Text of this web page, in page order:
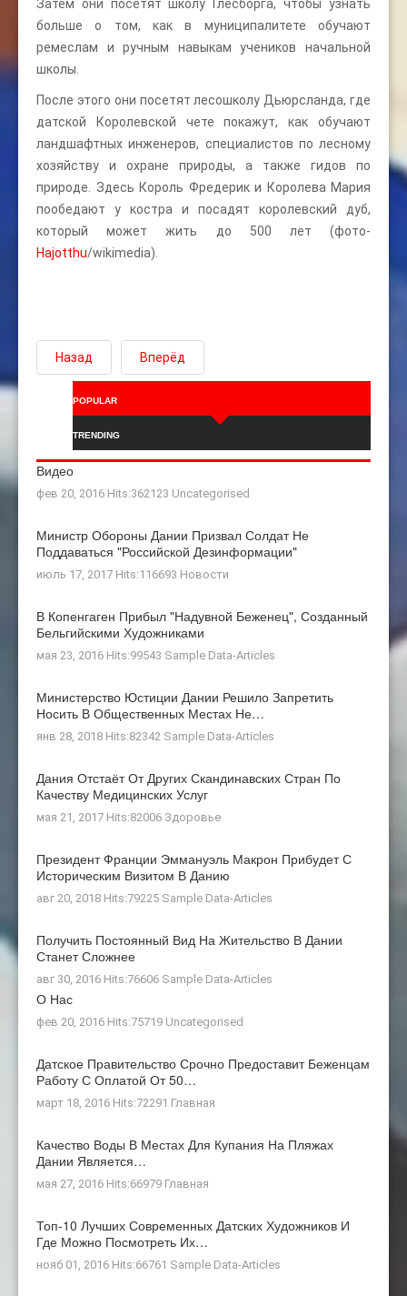
Затем они посетят школу Глесборга, чтобы узнать
больше о том, как в муниципалитете обучают
ремеслам и ручным навыкам учеников начальной
школы.
После этого они посетят лесошколу Дьюрсланда, где
датской Королевской чете покажут, как обучают
ландшафтных инженеров, специалистов по лесному
хозяйству и охране природы, а также гидов по
природе. Здесь Король Фредерик и Королева Мария
пообедают у костра и посадят королевский дуб,
который может жить до 500 лет (фото-
Hajotthu/wikimedia).
Назад Вперёд
POPULAR
TRENDING
Видео
фев 20, 2016 Hits:362123 Uncategorised
Министр Обороны Дании Призвал Солдат Не
Поддаваться "российской Дезинформации"
июль 17, 2017 Hits:116693 Новости
В Копенгаген Прибыл "Надувной Беженец", Созданный
Бельгийскими Художниками
мая 23, 2016 Hits:99543 Sample Data-Articles
Министерство Юстиции Дании Решило Запретить
Носить В Общественных Местах Не…
янв 28, 2018 Hits:82342 Sample Data-Articles
Дания Отстаёт От Других Скандинавских Стран По
Качеству Медицинских Услуг
мая 21, 2017 Hits:82006 Здоровье
Президент Франции Эммануэль Макрон Прибудет С
Историческим Визитом В Данию
авг 20, 2018 Hits:79225 Sample Data-Articles
Получить Постоянный Вид На Жительство В Дании
Станет Сложнее
авг 30, 2016 Hits:76606 Sample Data-Articles
О Нас
фев 20, 2016 Hits:75719 Uncategorised
Датское Правительство Срочно Предоставит Беженцам
Работу С Оплатой От 50…
март 18, 2016 Hits:72291 Главная
Качество Воды В Местах Для Купания На Пляжах
Дании Является…
мая 27, 2016 Hits:66979 Главная
Топ-10 Лучших Современных Датских Художников И
Где Можно Посмотреть Их…
нояб 01, 2016 Hits:66761 Sample Data-Articles